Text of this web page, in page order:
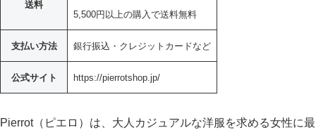
送料
5,500円以上の購入で送料無料
支払い方法 銀行振込・クレジットカードなど
公式サイト https://pierrotshop.jp/
Pierrot（ピエロ）は、大人カジュアルな洋服を求める女性に最